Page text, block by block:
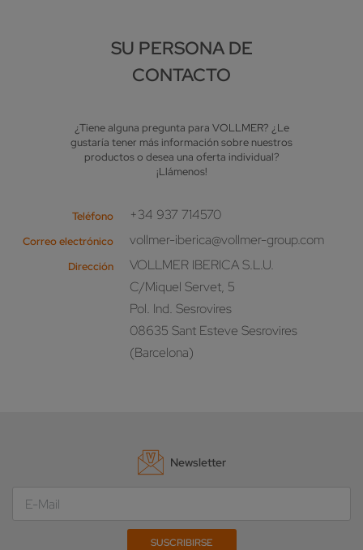
SU PERSONA DE
CONTACTO
¿Tiene alguna pregunta para VOLLMER? ¿Le
gustaría tener más información sobre nuestros
productos o desea una oferta individual?
¡Llámenos!
Teléfono +34 937 714570
Correo electrónico vollmer-iberica@vollmer-group.com
Dirección
VOLLMER IBERICA S.L.U.
C/Miquel Servet, 5
Pol. Ind. Sesrovires
08635 Sant Esteve Sesrovires
(Barcelona)
Newsletter